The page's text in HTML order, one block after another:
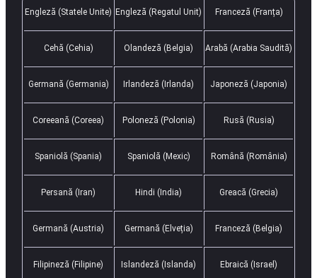
Engleză (Statele Unite) Engleză (Regatul Unit) Franceză (Franța)
Cehă (Cehia) Olandeză (Belgia) Arabă (Arabia Saudită)
Germană (Germania) Irlandeză (Irlanda) Japoneză (Japonia)
Coreeană (Coreea) Poloneză (Polonia) Rusă (Rusia)
Spaniolă (Spania) Spaniolă (Mexic) Română (România)
Persană (Iran) Hindi (India) Greacă (Grecia)
Germană (Austria) Germană (Elveția) Franceză (Belgia)
Filipineză (Filipine) Islandeză (Islanda) Ebraică (Israel)